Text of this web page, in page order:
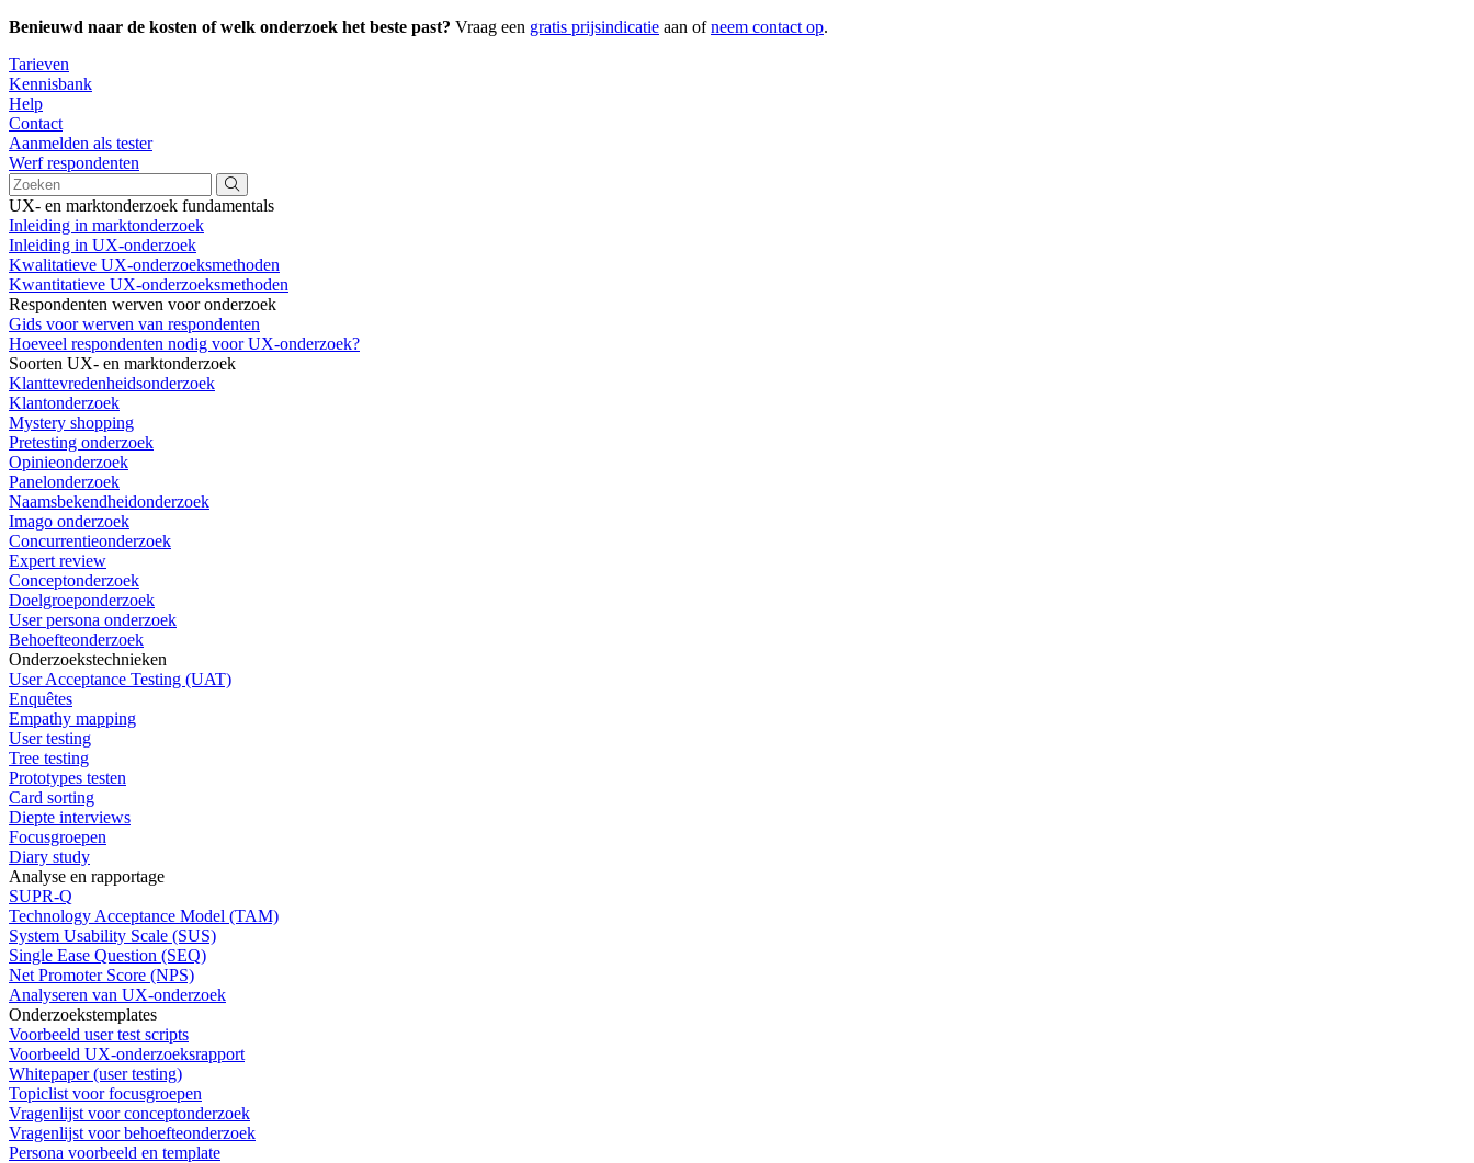
Benieuwd naar de kosten of welk onderzoek het beste past? Vraag een gratis prijsindicatie aan ofneem contact op.
Tarieven
Kennisbank
Help
Contact
Aanmelden als tester
Werf respondenten
UX- en marktonderzoek fundamentals
Inleiding in marktonderzoek
Inleiding in UX-onderzoek
Kwalitatieve UX-onderzoeksmethoden
Kwantitatieve UX-onderzoeksmethoden
Respondenten werven voor onderzoek
Gids voor werven van respondenten
Hoeveel respondenten nodig voor UX-onderzoek?
Soorten UX- en marktonderzoek
Klanttevredenheidsonderzoek
Klantonderzoek
Mystery shopping
Pretesting onderzoek
Opinieonderzoek
Panelonderzoek
Naamsbekendheidonderzoek
Imago onderzoek
Concurrentieonderzoek
Expert review
Conceptonderzoek
Doelgroeponderzoek
User persona onderzoek
Behoefteonderzoek
Onderzoekstechnieken
User Acceptance Testing (UAT)
Enquêtes
Empathy mapping
User testing
Tree testing
Prototypes testen
Card sorting
Diepte interviews
Focusgroepen
Diary study
Analyse en rapportage
SUPR-Q
Technology Acceptance Model (TAM)
System Usability Scale (SUS)
Single Ease Question (SEQ)
Net Promoter Score (NPS)
Analyseren van UX-onderzoek
Onderzoekstemplates
Voorbeeld user test scripts
Voorbeeld UX-onderzoeksrapport
Whitepaper (user testing)
Topiclist voor focusgroepen
Vragenlijst voor conceptonderzoek
Vragenlijst voor behoefteonderzoek
Persona voorbeeld en template